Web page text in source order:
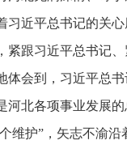
习近平总书记的关
紧跟习近平总书记
体会到，习近平总
河北各项事业发展
维护”，矢志不渝